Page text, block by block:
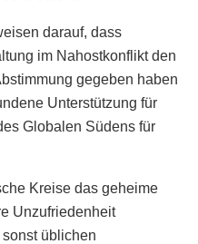
darauf, dass
im Nahostkonflikt den
gegeben haben
Unterstützung für
Globalen Südens für
Kreise das geheime
Unzufriedenheit
üblichen